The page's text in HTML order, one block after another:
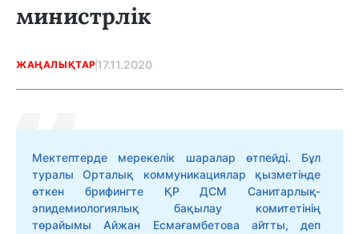
министрлік
ЖАҢАЛЫҚТАР 17.11.2020
Мектептерде мерекелік шаралар өтпейді. Бұл
туралы Орталық коммуникациялар қызметінде
өткен брифингте ҚР ДСМ Санитарлық-
эпидемиологиялық бақылау комитетінің
төрайымы Айжан Есмағамбетова айтты, деп